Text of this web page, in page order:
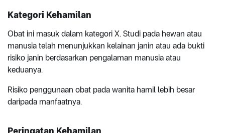
Kategori Kehamilan
Obat ini masuk dalam kategori X. Studi pada hewan atau
manusia telah menunjukkan kelainan janin atau ada bukti
risiko janin berdasarkan pengalaman manusia atau
keduanya.
Risiko penggunaan obat pada wanita hamil lebih besar
daripada manfaatnya.
Peringatan Kehamilan